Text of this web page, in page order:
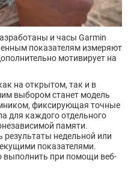
и часы Garmin
показателям измеряют
мотивирует на
на открытом, так и в
выбором станет модель
фиксирующая точные
для каждого отдельного
памяти.
недельной или
показателями.
при помощи веб-